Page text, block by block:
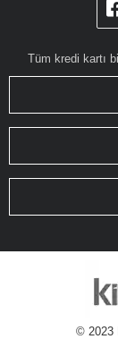
Tüm kredi kartı
© 2023